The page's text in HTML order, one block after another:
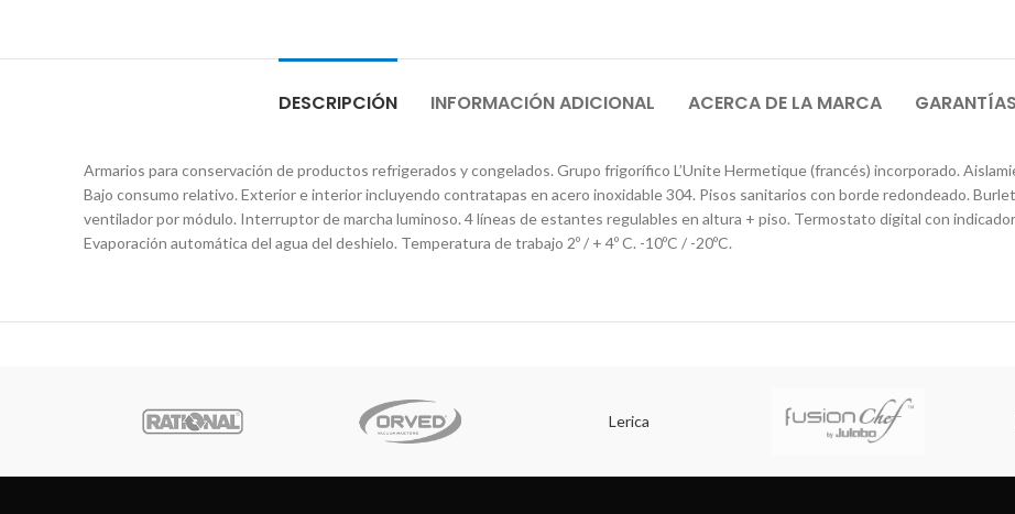
DESCRIPCIÓN INFORMACIÓN ADICIONAL ACERCA DE LA MARCA
Armarios para conservación de productos refrigerados y congelados. Grupo frigorífico L’Unite Hermetique (francés) incorporado.
Bajo consumo relativo. Exterior e interior incluyendo contratapas en acero inoxidable 304. Pisos sanitarios con borde redondeado.
ventilador por módulo. Interruptor de marcha luminoso. 4 líneas de estantes regulables en altura + piso. Termostato digital con
Evaporación automática del agua del deshielo. Temperatura de trabajo 2º / + 4º C. -10ºC / -20ºC.